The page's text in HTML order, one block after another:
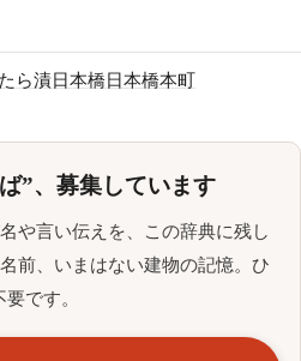
ら漬日本橋日本橋本町
”、募集しています
や言い伝えを、この辞典に残し
前、いまはない建物の記憶。ひ
です。